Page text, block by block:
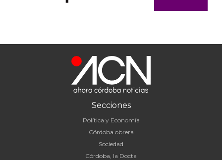
Secciones
Política y Economía
Córdoba obrera
Sociedad
Córdoba, la Docta